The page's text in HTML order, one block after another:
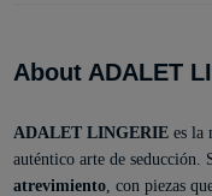
About ADALET
ADALET LINGERIEes la
auténtico arte de seducción.
atrevimiento, con piezas